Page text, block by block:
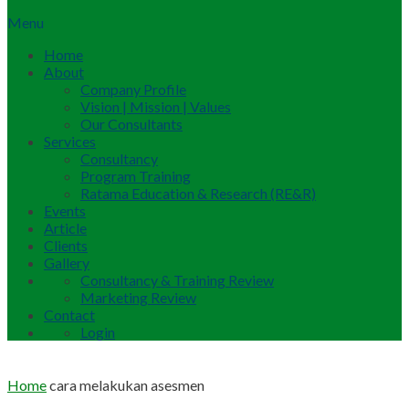
Menu
Home
About
Company Profile
Vision | Mission | Values
Our Consultants
Services
Consultancy
Program Training
Ratama Education & Research (RE&R)
Events
Article
Clients
Gallery
Consultancy & Training Review
Marketing Review
Contact
Login
Homecara melakukan asesmen